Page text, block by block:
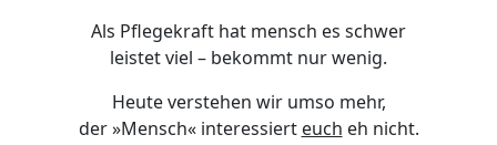
Als Pflegekraft hat mensch es schwer
leistet viel – bekommt nur wenig.
Heute verstehen wir umso mehr,
der »Mensch« interessiert euch eh nicht.